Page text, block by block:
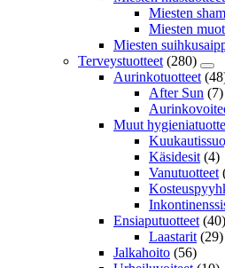
Miesten
Miesten
Miesten
Terveystuotteet (280)
Aurinkotuotteet
After Sun (7)
Muut
Käsidesit (4)
Vanutuotteet
Ensiaputuotteet (40)
Laastarit (29)
Jalkahoito (56)